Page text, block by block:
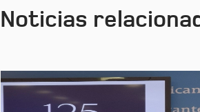
Noticias